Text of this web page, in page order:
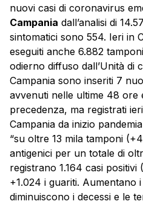
nuovi casi di coronavirus
Campania dall’analisi di
sintomatici sono 554. Ieri in
eseguiti anche 6.882
odierno diffuso dall’Unità di
Campania sono inseriti 7
avvenuti nelle ultime 48 ore
precedenza, ma registrati
Campania da inizio
“su oltre 13 mila tamponi
antigenici per un totale di
registrano 1.164 casi positivi
+1.024 i guariti. Aumentano
diminuiscono i decessi e le